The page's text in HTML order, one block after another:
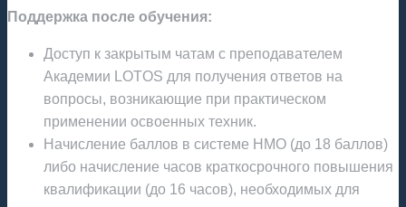
Поддержка после обучения:
Доступ к закрытым чатам с преподавателем
Академии LOTOS для получения ответов на
вопросы, возникающие при практическом
применении освоенных техник.
Начисление баллов в системе НМО (до 18 баллов)
либо начисление часов краткосрочного повышения
квалификации (до 16 часов), необходимых для